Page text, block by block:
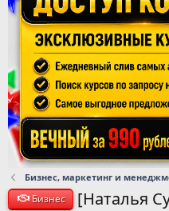
Бизнес, маркетинг и
Бизнес
[Наталья